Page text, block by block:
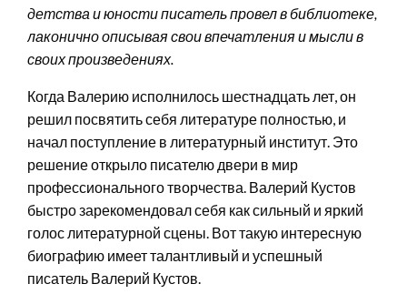
детства и юности писатель провел в библиотеке,
лаконично описывая свои впечатления и мысли в
своих произведениях.
Когда Валерию исполнилось шестнадцать лет, он
решил посвятить себя литературе полностью, и
начал поступление в литературный институт. Это
решение открыло писателю двери в мир
профессионального творчества. Валерий Кустов
быстро зарекомендовал себя как сильный и яркий
голос литературной сцены. Вот такую интересную
биографию имеет талантливый и успешный
писатель Валерий Кустов.